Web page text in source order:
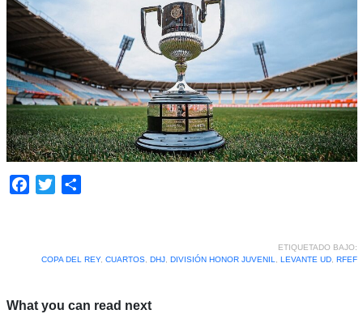
Facebook
Twitter
ETIQUETADO BAJO:
COPA DEL REY, CUARTOS, DHJ, DIVISIÓN HONOR JUVENIL, LEVANTE UD, RFEF
What you can read next